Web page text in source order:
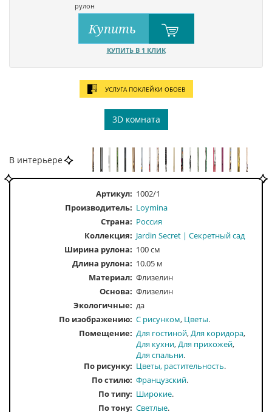
рулон
Купить
КУПИТЬ В 1 КЛИК
УСЛУГА ПОКЛЕЙКИ ОБОЕВ
3D комната
В интерьере
Артикул: 1002/1
Производитель: Loymina
Страна: Россия
Коллекция: Jardin Secret | Секретный сад
Ширина рулона: 100 см
Длина рулона: 10.05 м
Материал: Флизелин
Основа: Флизелин
Экологичные: да
По изображению С рисунком Цветы
Помещение Для гостиной Для коридора
Для кухни Для прихожей
Для спальни
По рисунку
Цветы, растительность
По стилю Французский
По типу
Широкие
По тону Светлые